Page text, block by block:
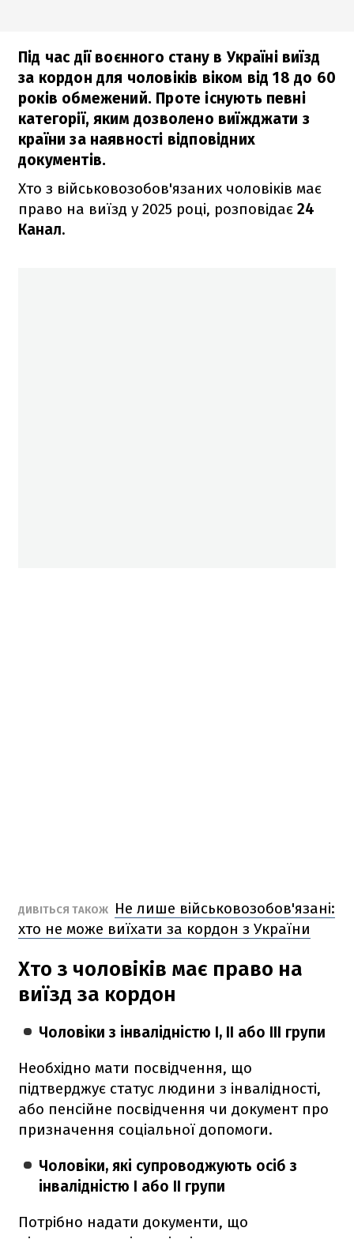
Під час дії воєнного стану в Україні виїзд
за кордон для чоловіків віком від 18 до 60
років обмежений. Проте існують певні
категорії, яким дозволено виїжджати з
країни за наявності відповідних
документів.
Хто з військовозобов'язаних чоловіків має
право на виїзд у 2025 році, розповідає 24
Канал.
ДИВІТЬСЯ ТАКОЖ
Не лише військовозобов'язані:
хто не може виїхати за кордон з України
Хто з чоловіків має право на
виїзд за кордон
Чоловіки з інвалідністю I, II або III групи
Необхідно мати посвідчення, що
підтверджує статус людини з інвалідності,
або пенсійне посвідчення чи документ про
призначення соціальної допомоги.
Чоловіки, які супроводжують осіб з
інвалідністю I або II групи
Потрібно надати документи, що